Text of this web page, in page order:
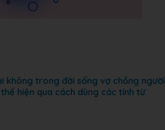
không trong đời sống vợ chồng người
hiện qua cách dùng các tính từ